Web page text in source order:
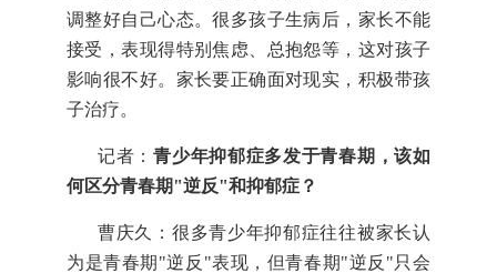
调整好自己心态。很多孩子生病后，家长不能
接受，表现得特别焦虑、总抱怨等，这对孩子
影响很不好。家长要正确面对现实，积极带孩
子治疗。
记者：青少年抑郁症多发于青春期，该如
何区分青春期"逆反"和抑郁症？
曹庆久：很多青少年抑郁症往往被家长认
为是青春期"逆反"表现，但青春期"逆反"只会